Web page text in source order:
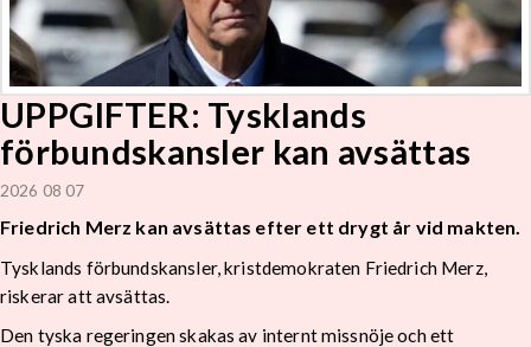
UPPGIFTER: Tysklands
förbundskansler kan avsättas
2026 08 07
Friedrich Merz kan avsättas efter ett drygt år vid makten.
Tysklands förbundskansler, kristdemokraten Friedrich Merz,
riskerar att avsättas.
Den tyska regeringen skakas av internt missnöje och ett